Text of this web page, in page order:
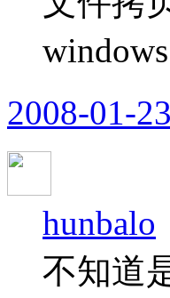
2008-01-
hunbalo
不知道